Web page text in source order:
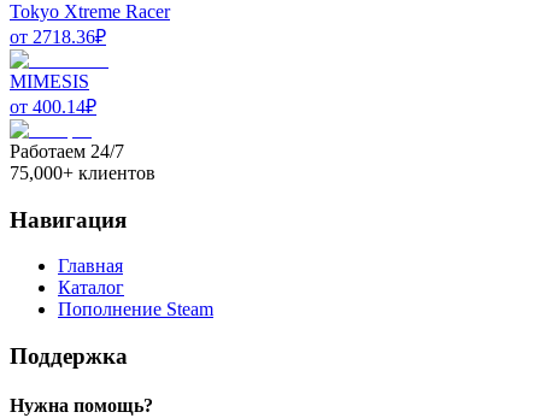
Tokyo Xtreme Racer
от 2718.36₽
MIMESIS
от 400.14₽
Работаем 24/7
75,000+ клиентов
Навигация
Главная
Каталог
Пополнение Steam
Поддержка
Нужна помощь?